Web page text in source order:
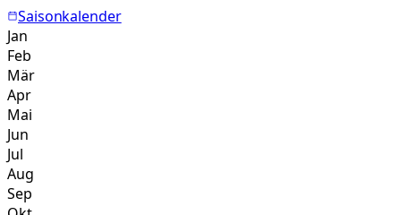
Saisonkalender
Jan
Feb
Mär
Apr
Mai
Jun
Jul
Aug
Sep